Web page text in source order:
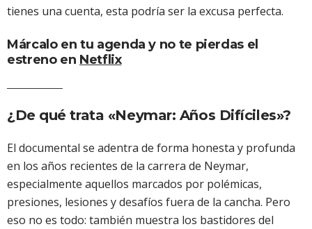
tienes una cuenta, esta podría ser la excusa perfecta.
Márcalo en tu agenda y no te pierdas el
estreno en Netflix
¿De qué trata «Neymar: Años Difíciles»?
El documental se adentra de forma honesta y profunda
en los años recientes de la carrera de Neymar,
especialmente aquellos marcados por polémicas,
presiones, lesiones y desafíos fuera de la cancha. Pero
eso no es todo: también muestra los bastidores del